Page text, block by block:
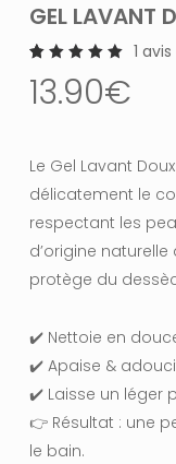
GEL LAVANT
5.00
sur 5
client
1
13.90€
Le Gel Lavant
délicatement le
respectant les
d’origine
protège du
✔️ Nettoie en
✔️ Apaise &
✔️ Laisse un léger
👉 Résultat : une
le bain.